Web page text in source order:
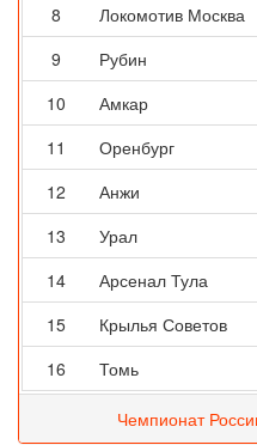
8
Локомотив Москва
9
Рубин
10
Амкар
11
Оренбург
12
Анжи
13
Урал
14
Арсенал Тула
15
Крылья Советов
16
Томь
Чемпионат